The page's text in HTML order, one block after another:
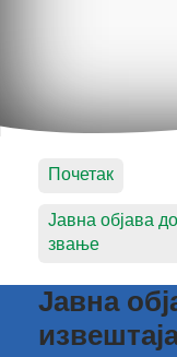
Почетак
Јавна објава
звање
Јавна